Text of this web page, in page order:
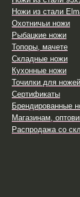
Ножи из стали
Охотничьи ножи
Рыбацкие ножи
Топоры, мачете
Складные ножи
Кухонные ножи
Точилки для ножей
Сертификаты
Брендированные
Магазинам,
Распродажа со